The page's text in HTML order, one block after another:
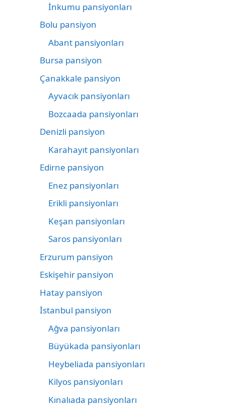
İnkumu pansiyonları
Bolu pansiyon
Abant pansiyonları
Bursa pansiyon
Çanakkale pansiyon
Ayvacık pansiyonları
Bozcaada pansiyonları
Denizli pansiyon
Karahayıt pansiyonları
Edirne pansiyon
Enez pansiyonları
Erikli pansiyonları
Keşan pansiyonları
Saros pansiyonları
Erzurum pansiyon
Eskişehir pansiyon
Hatay pansiyon
İstanbul pansiyon
Ağva pansiyonları
Büyükada pansiyonları
Heybeliada pansiyonları
Kilyos pansiyonları
Kınalıada pansiyonları